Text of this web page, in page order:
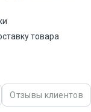
товара
Отзывы клиентов